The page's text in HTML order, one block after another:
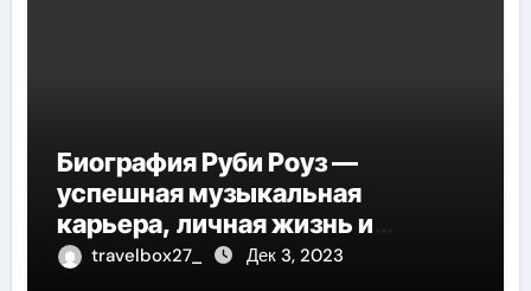
Биография Руби Роуз —
успешная музыкальная
карьера, личная жизнь и
знаковые достижения
travelbox27_ Дек 3, 2023